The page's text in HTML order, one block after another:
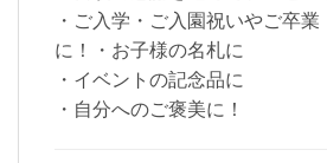
・ご入学・ご入園祝いやご卒
に！・お子様の名札に
・イベントの記念品に
・自分へのご褒美に！